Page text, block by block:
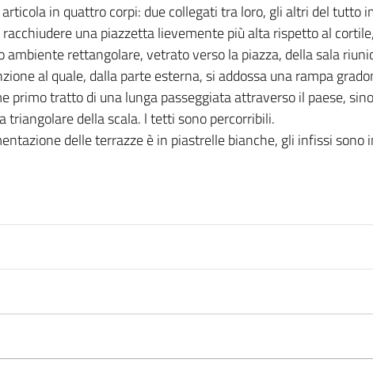
in quattro corpi: due collegati tra loro, gli altri del tutto
una piazzetta lievemente più alta rispetto al
rettangolare, vetrato verso la piazza, della sala
al quale, dalla parte esterna, si addossa una rampa
primo tratto di una lunga passeggiata attraverso il paese,
della scala. l tetti sono percorribili.
delle terrazze è in piastrelle bianche, gli infissi sono